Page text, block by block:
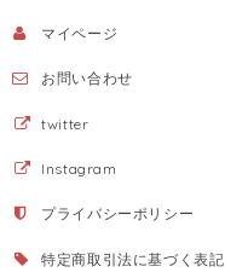
マイページ
お問い合わせ
twitter
Instagram
プライバシーポリシー
特定商取引法に基づく表記